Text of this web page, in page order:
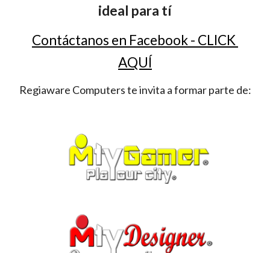
ideal para tí
Contáctanos en Facebook - CLICK
AQUÍ
Regiaware Computers te invita a formar parte de: